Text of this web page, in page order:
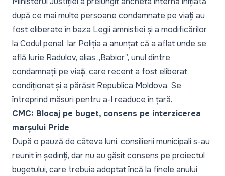
după ce mai multe persoane condamnate pe viață au
fost eliberate în baza Legii amnistiei și a modificărilor
la Codul penal. Iar Poliția a anunțat că a aflat unde se
află Iurie Radulov, alias „Babior”, unul dintre
condamnații pe viață, care recent a fost eliberat
condiționat și a părăsit Republica Moldova. Se
întreprind măsuri pentru a-l readuce în țară.
CMC: Blocaj pe buget, consens pe interzicerea
marșului Pride
După o pauză de câteva luni, consilierii municipali s-au
reunit în ședință, dar nu au găsit consens pe proiectul
bugetului, care trebuia adoptat încă la finele anului